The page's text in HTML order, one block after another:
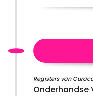
Registers van
Onderhandse